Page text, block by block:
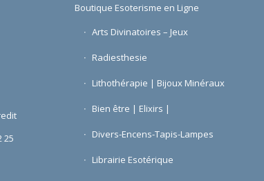
25
Boutique Esoterisme en Ligne
Arts Divinatoires – Jeux
Radiesthesie
Lithothérapie | Bijoux Minéraux
Bien être | Elixirs |
Divers-Encens-Tapis-Lampes
Librairie Esotérique